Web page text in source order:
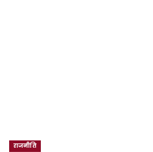
राजनीति